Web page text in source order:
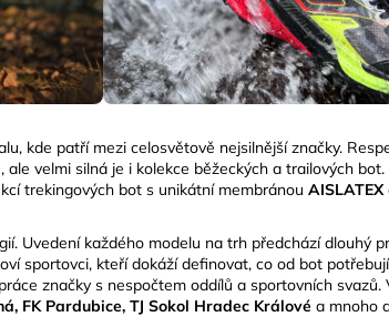
kde patří mezi celosvětově nejsilnější značky.
velmi silná je i kolekce běžeckých a trailových
trekingových bot s unikátní membránou AISLATEX
Uvedení každého modelu na trh předchází dlouhý
sportovci, kteří dokáží definovat, co od bot
značky s nespočtem oddílů a sportovních svazů.
FK Pardubice, TJ Sokol Hradec Králové a mnoho